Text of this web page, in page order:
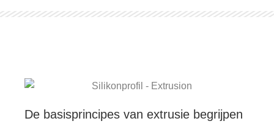
De basisprincipes van extrusie begrijpen